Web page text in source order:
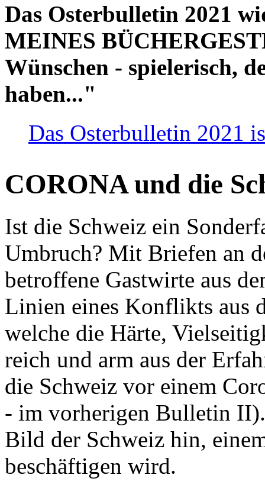
Das Osterbulletin 2021
MEINES
Wünschen - spielerisch,
haben..."
Das Osterbulletin 2021
CORONA und die
Ist die Schweiz ein
Umbruch? Mit Briefen an
betroffene Gastwirte aus
Linien eines Konflikts aus
welche die Härte,
reich und arm aus der
die Schweiz vor einem
- im vorherigen Bulletin
Bild der Schweiz hin,
beschäftigen wird.